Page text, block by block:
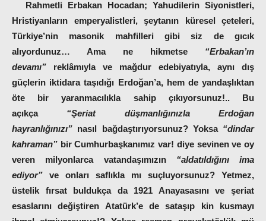
Rahmetli Erbakan Hocadan; Yahudilerin Siyonistleri,
Hristiyanların emperyalistleri, şeytanın küresel çeteleri,
Türkiye’nin masonik mahfilleri gibi siz de gıcık
alıyordunuz… Ama ne hikmetse “Erbakan’ın
devamı” reklâmıyla ve mağdur edebiyatıyla, aynı dış
güçlerin iktidara taşıdığı Erdoğan’a, hem de yandaşlıktan
öte bir yaranmacılıkla sahip çıkıyorsunuz!.. Bu
açıkça “Şeriat düşmanlığınızla Erdoğan
hayranlığınızı” nasıl bağdaştırıyorsunuz? Yoksa “dindar
kahraman” bir Cumhurbaşkanımız var! diye sevinen ve oy
veren milyonlarca vatandaşımızın “aldatıldığını ima
ediyor” ve onları saflıkla mı suçluyorsunuz? Yetmez,
üstelik fırsat buldukça da 1921 Anayasasını ve şeriat
esaslarını değiştiren Atatürk’e de sataşıp kin kusmayı